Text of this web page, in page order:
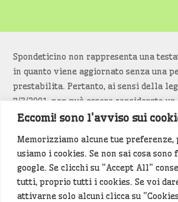
Eccomi! sono l'avviso sui
Memorizziamo alcune tue
usiamo i cookies. Se non sai cosa sono
google. Se clicchi su "Accept All"
tutti, proprio tutti i cookies. Se voi
attivarne solo alcuni clicca su
Spondeticino non rappresenta una
in quanto viene aggiornato senza una
prestabilita. Pertanto, ai sensi della
7/3/2001, non può essere considerato
editoriale.
Siamo attenti a non violare copyright
d’immagine. Se un contenuto è di tua
richiederne la rimozionediccelo(<-
messaggio).